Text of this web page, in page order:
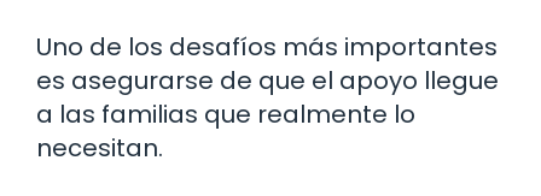
Uno de los desafíos más importantes
es asegurarse de que el apoyo llegue
a las familias que realmente lo
necesitan.